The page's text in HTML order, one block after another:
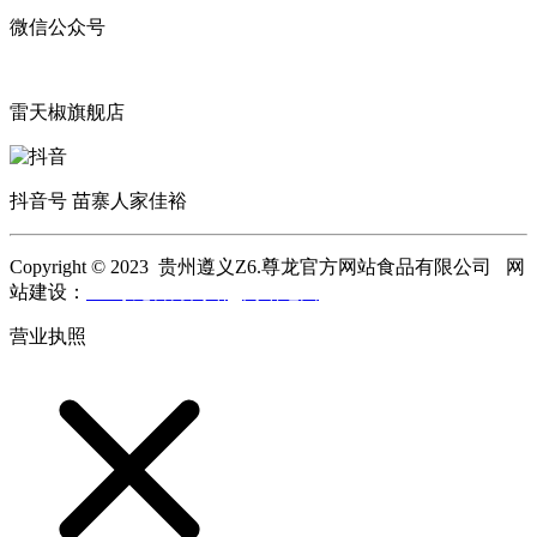
微信公众号
雷天椒旗舰店
抖音号 苗寨人家佳裕
Copyright © 2023 贵州遵义Z6.尊龙官方网站食品有限公司 网
站建设：
营业执照